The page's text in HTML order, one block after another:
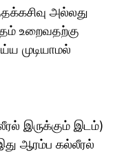
அல்லது
உறைவதற்கு
முடியாமல்
இருக்கும் இடம்)
ஆரம்ப கல்லீரல்